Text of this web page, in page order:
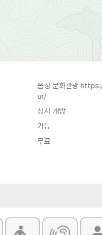
음성 문화관광
ur/
상시 개방
가능
무료